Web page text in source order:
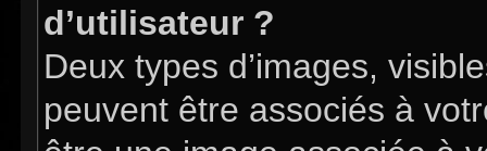
d’utilisateur ?
Deux types d’images,
peuvent être associés à